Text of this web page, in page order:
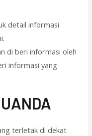
detail informasi
di beri informasi oleh
informasi yang
terletak di dekat